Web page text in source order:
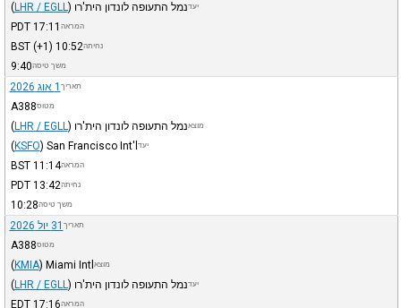
יעדנמל התעופה לונדון הית'רו (LHR / EGLL )
המראה 17:11
PDT
נחיתה10:52
BST(+1)
משך טיסה9:40
תאריך 1 אוג 2026
מטוסA388
מוצאנמל התעופה לונדון הית'רו (LHR / EGLL )
יעד San Francisco Int'l
(KSFO)
המראה11:14
BST
נחיתה13:42
PDT
משך טיסה10:28
תאריך 31 יול 2026
מטוסA388
מוצא Miami Intl
(KMIA)
יעדנמל התעופה לונדון הית'רו (LHR / EGLL )
המראה17:16
EDT